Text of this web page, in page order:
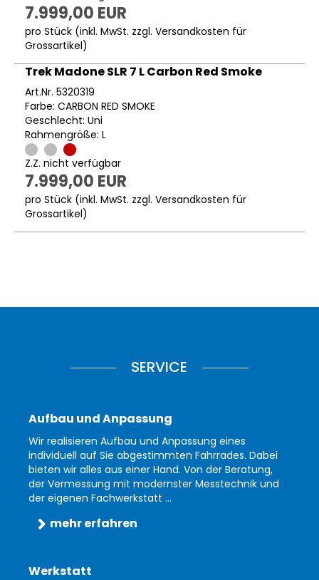
7.999,00 EUR
pro Stück (inkl. MwSt. zzgl. Versandkosten für
Grossartikel)
Trek Madone SLR 7 L Carbon Red Smoke
Art.Nr. 5320319
Farbe: CARBON RED SMOKE
Geschlecht: Uni
Rahmengröße: L
Z.Z. nicht verfügbar
7.999,00 EUR
pro Stück (inkl. MwSt. zzgl. Versandkosten für
Grossartikel)
SERVICE
Aufbau und Anpassung
Wir realisieren Aufbau und Anpassung eines
individuell auf Sie abgestimmten Fahrrades. Dabei
bieten wir alles aus einer Hand. Von der Beratung,
der Vermessung mit modernster Messtechnik und
der eigenen Fachwerkstatt ...
mehr erfahren
Werkstatt